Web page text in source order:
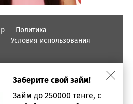
Политика
Условия использования
Аль-фараби, дом 17,
Заберите свой займ!
Займ до 250000 тенге, с